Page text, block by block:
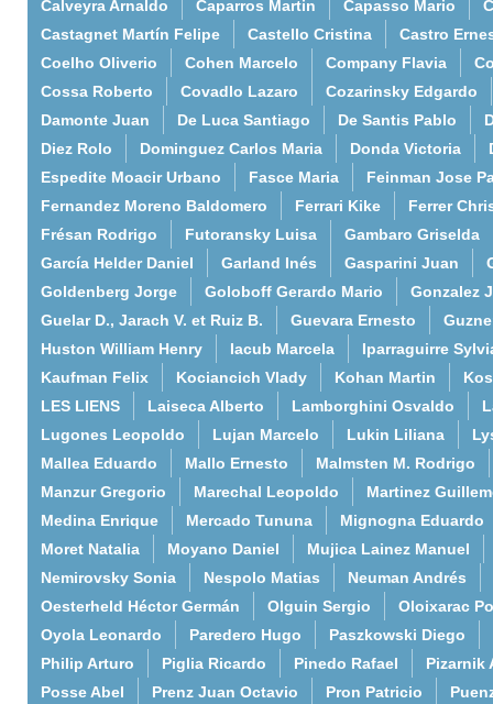
Calveyra Arnaldo
Caparros Martin Capasso Mario
Castagnet Martín Felipe
Castello Cristina
Castro
Coelho Oliverio
Cohen Marcelo Company Flavia
Cossa Roberto
Covadlo Lazaro
Cozarinsky Edgardo
Damonte Juan
De Luca Santiago De Santis Pablo
Diez Rolo
Dominguez Carlos Maria Donda Victoria
Espedite Moacir Urbano
Fasce Maria
Feinman Jose
Fernandez Moreno Baldomero
Ferrari Kike
Ferrer
Frésan Rodrigo
Futoransky Luisa
Gambaro Griselda
García Helder Daniel
Garland Inés Gasparini Juan
Goldenberg Jorge
Goloboff Gerardo Mario
Gonzalez
Guelar D., Jarach V. et Ruiz B.
Guevara Ernesto
Huston William Henry
Iacub Marcela
Iparraguirre
Kaufman Felix
Kociancich Vlady Kohan Martin
LES LIENS
Laiseca Alberto Lamborghini Osvaldo
Lugones Leopoldo
Lujan Marcelo Lukin Liliana
Mallea Eduardo
Mallo Ernesto
Malmsten M. Rodrigo
Manzur Gregorio
Marechal Leopoldo
Martinez
Medina Enrique
Mercado Tununa
Mignogna Eduardo
Moret Natalia
Moyano Daniel
Mujica Lainez Manuel
Nemirovsky Sonia
Nespolo Matias
Neuman Andrés
Oesterheld Héctor Germán
Olguin Sergio
Oloixarac
Oyola Leonardo
Paredero Hugo
Paszkowski Diego
Philip Arturo
Piglia Ricardo Pinedo Rafael
Pizarnik
Posse Abel
Prenz Juan Octavio Pron Patricio